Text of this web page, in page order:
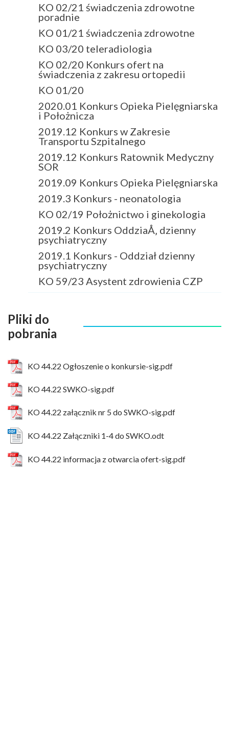
KO 02/21 świadczenia zdrowotne
poradnie
KO 01/21 świadczenia zdrowotne
KO 03/20 teleradiologia
KO 02/20 Konkurs ofert na
świadczenia z zakresu ortopedii
KO 01/20
2020.01 Konkurs Opieka Pielęgniarska
i Położnicza
2019.12 Konkurs w Zakresie
Transportu Szpitalnego
2019.12 Konkurs Ratownik Medyczny
SOR
2019.09 Konkurs Opieka Pielęgniarska
2019.3 Konkurs - neonatologia
KO 02/19 Położnictwo i ginekologia
2019.2 Konkurs OddziaÅ‚ dzienny
psychiatryczny
2019.1 Konkurs - Oddział dzienny
psychiatryczny
KO 59/23 Asystent zdrowienia CZP
Pliki do
pobrania
KO 44.22 Ogłoszenie o konkursie-sig.pdf
KO 44.22 SWKO-sig.pdf
KO 44.22 załącznik nr 5 do SWKO-sig.pdf
KO 44.22 Załączniki 1-4 do SWKO.odt
KO 44.22 informacja z otwarcia ofert-sig.pdf